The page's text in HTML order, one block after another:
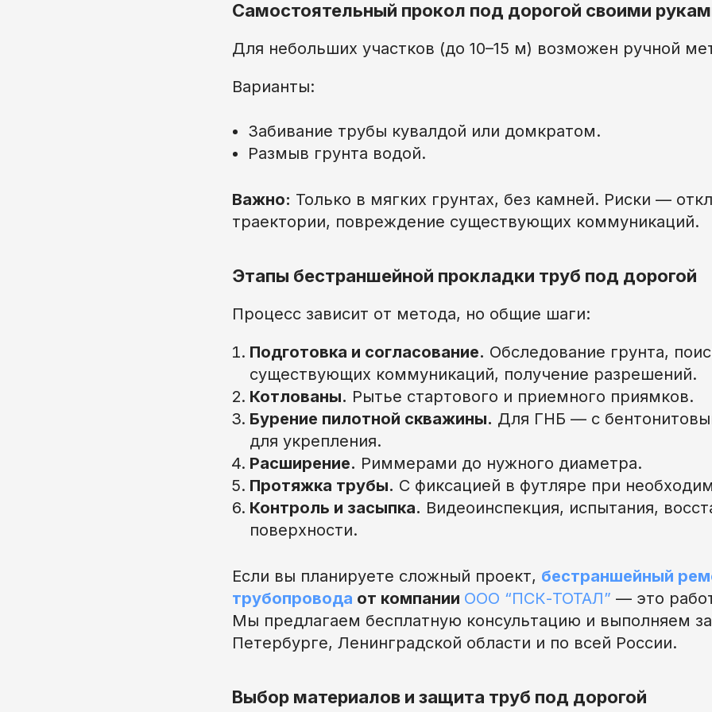
Самостоятельный прокол под дорогой своими
Для небольших участков (до 10–15 м) возможен ручной
Варианты:
Забивание трубы кувалдой или домкратом.
Размыв грунта водой.
Важно: Только в мягких грунтах, без камней. Риски —
траектории, повреждение существующих коммуникаций.
Этапы бестраншейной прокладки труб под дорогой
Процесс зависит от метода, но общие шаги:
Подготовка и согласование. Обследование грунта,
существующих коммуникаций, получение разрешений.
Котлованы. Рытье стартового и приемного приямков.
Бурение пилотной скважины. Для ГНБ — с
для укрепления.
Расширение. Риммерами до нужного диаметра.
Протяжка трубы. С фиксацией в футляре при
Контроль и засыпка. Видеоинспекция, испытания,
поверхности.
Если вы планируете сложный проект, бестраншейный
трубопровода от компании ООО “ПСК-ТОТАЛ” — это
Мы предлагаем бесплатную консультацию и выполняем
Петербурге, Ленинградской области и по всей России.
Выбор материалов и защита труб под дорогой